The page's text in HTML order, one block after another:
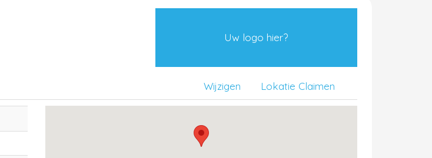
Uw logo hier?
Lokatie Claimen
Wijzigen